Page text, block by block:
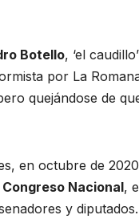
Botello, ‘el
por La
quejándose de
en octubre de
Congreso Nacional,
y